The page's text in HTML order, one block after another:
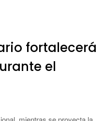
fortalecerá
el